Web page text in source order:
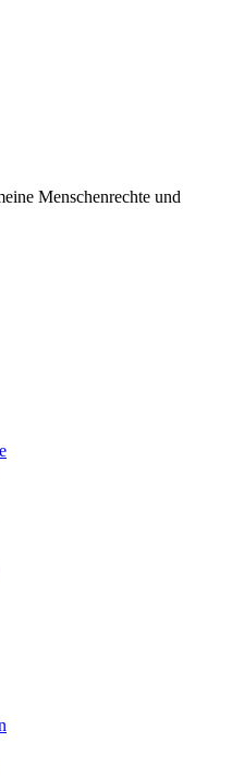
Menschenrechte und